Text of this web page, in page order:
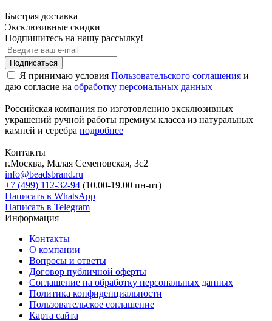
Быстрая доставка
Эксклюзивные скидки
Подпишитесь на нашу рассылку!
Подписаться
Я принимаю условия Пользовательского соглашения и
даю согласие на обработку персональных данных
Российская компания по изготовлению эксклюзивных
украшений ручной работы премиум класса из натуральных
камней и серебра подробнее
Контакты
г.Москва, Малая Семеновская, 3с2
info@beadsbrand.ru
+7 (499) 112-32-94 (10.00-19.00 пн-пт)
Написать в WhatsApp
Написать в Telegram
Информация
Контакты
О компании
Вопросы и ответы
Договор публичной оферты
Соглашение на обработку персональных данных
Политика конфиденциальности
Пользовательское соглашение
Карта сайта